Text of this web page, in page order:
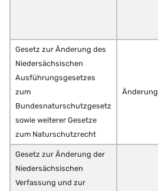
Gesetz zur Änderung des
Niedersächsischen
Ausführungsgesetzes
zum
Bundesnaturschutzgesetz
sowie weiterer Gesetze
zum Naturschutzrecht
Änderung
Gesetz zur Änderung der
Niedersächsischen
Verfassung und zur